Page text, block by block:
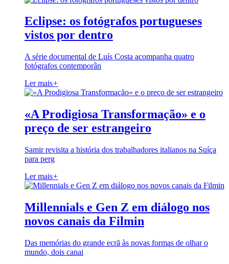
Eclipse: os fotógrafos portugueses
vistos por dentro
A série documental de Luís Costa acompanha quatro
fotógrafos contemporân
Ler mais+
«A Prodigiosa Transformação» e o
preço de ser estrangeiro
Samir revisita a história dos trabalhadores italianos na Suíça
para perg
Ler mais+
Millennials e Gen Z em diálogo nos
novos canais da Filmin
Das memórias do grande ecrã às novas formas de olhar o
mundo, dois canai